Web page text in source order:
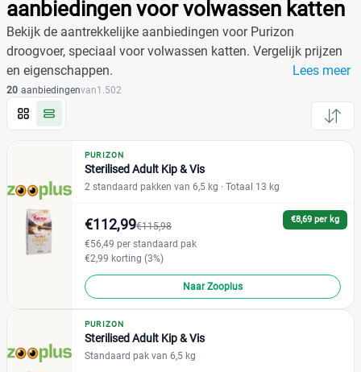
Merk Reset
Purizon (20)
Single Meat Droogvoer
Sterilised Adult
Acana
Almo Nature (0)
BF Petfood
Edgard & Cooper
Eukanuba (4)
Hill's
aanbiedingen voor volwassen katten
Bekijk de aantrekkelijke aanbiedingen voor Purizon
droogvoer, speciaal voor volwassen katten. Vergelijk prijzen
en eigenschappen.
Lees meer
20 aanbiedingenvan1.502
PURIZON
Sterilised Adult Kip & Vis
2 standaard pakken van 6,5 kg · Totaal 13 kg
€8,69 per kg
€112,99€115,98
€56,49 per standaard pak
€2,99 korting (3%)
Naar Zooplus
PURIZON
Sterilised Adult Kip & Vis
Standaard pak van 6,5 kg